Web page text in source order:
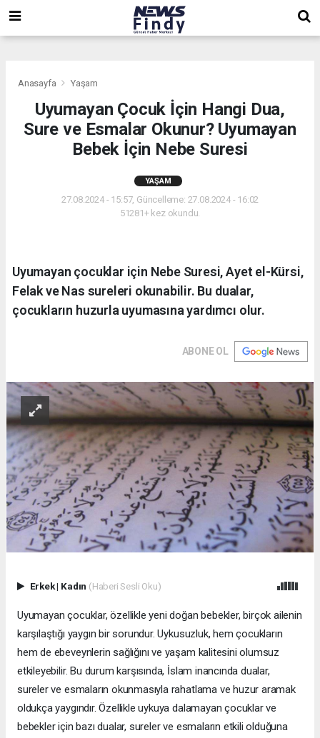
Anasayfa Yaşam
Uyumayan Çocuk İçin Hangi Dua,
Sure ve Esmalar Okunur? Uyumayan
Bebek İçin Nebe Suresi
YAŞAM
27.08.2024 - 15:57, Güncelleme: 27.08.2024 - 16:02
51281+ kez okundu.
Uyumayan çocuklar için Nebe Suresi, Ayet el-Kürsi,
Felak ve Nas sureleri okunabilir. Bu dualar,
çocukların huzurla uyumasına yardımcı olur.
ABONE OL
Erkek| Kadın (Haberi Sesli Oku)
Uyumayan çocuklar, özellikle yeni doğan bebekler, birçok ailenin
karşılaştığı yaygın bir sorundur. Uykusuzluk, hem çocukların
hem de ebeveynlerin sağlığını ve yaşam kalitesini olumsuz
etkileyebilir. Bu durum karşısında, İslam inancında dualar,
sureler ve esmaların okunmasıyla rahatlama ve huzur aramak
oldukça yaygındır. Özellikle uykuya dalamayan çocuklar ve
bebekler için bazı dualar, sureler ve esmaların etkili olduğuna